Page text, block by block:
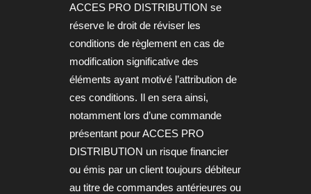
ACCES PRO DISTRIBUTION se
réserve le droit de réviser les
conditions de règlement en cas de
modification significative des
éléments ayant motivé l’attribution de
ces conditions. Il en sera ainsi,
notamment lors d’une commande
présentant pour ACCES PRO
DISTRIBUTION un risque financier
ou émis par un client toujours débiteur
au titre de commandes antérieures ou